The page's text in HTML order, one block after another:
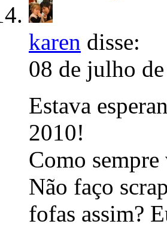
karen disse:
08 de julho
Estava
2010!
Como
Não faço
fofas assim?